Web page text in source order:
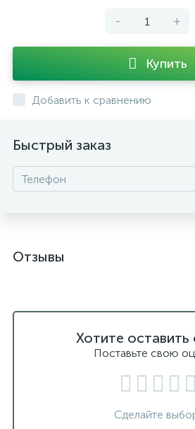
- +
Купить
Добавить к сравнению
Быстрый заказ
Отзывы
Хотите оставить
Поставьте свою
Сделайте